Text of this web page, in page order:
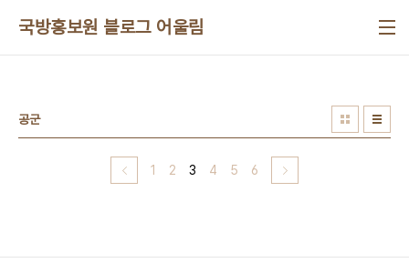
국방홍보원 블로그 어울림
공군
1 2 3 4 5 6